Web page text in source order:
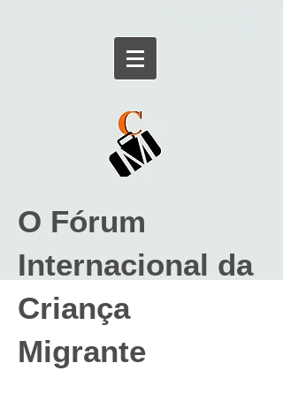
O Fórum
Internacional da
Criança
Migrante